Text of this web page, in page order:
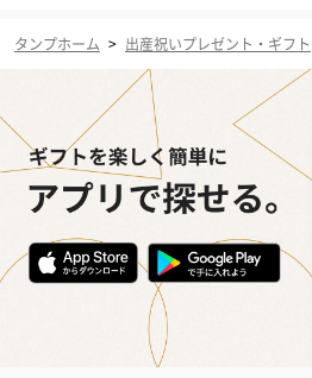
タンプホーム > 出産祝いプレゼント・ギフト